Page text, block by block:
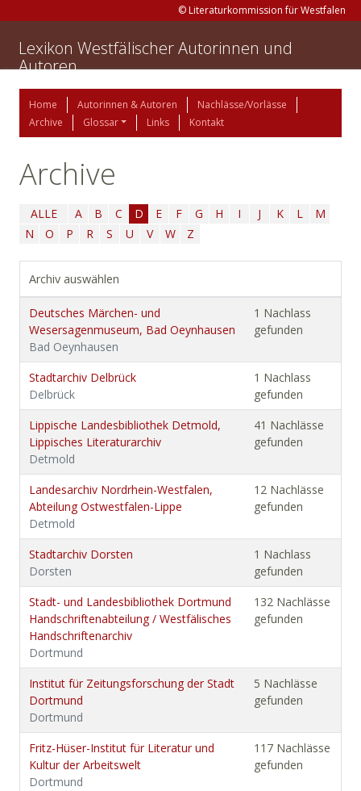
© Literaturkommission für Westfalen
Lexikon Westfälischer Autorinnen und
Autoren
Home Autorinnen & Autoren
Nachlässe/Vorlässe
Archive
Glossar Links Kontakt
Archive
ALLE A B C D E F G H I J K L
M
N
O P R S U V W Z
Archiv auswählen
Deutsches Märchen- und
Wesersagenmuseum, Bad Oeynhausen
Bad Oeynhausen
1 Nachlass
gefunden
Stadtarchiv Delbrück
Delbrück
1 Nachlass
gefunden
Lippische Landesbibliothek Detmold,
Lippisches Literaturarchiv
Detmold
41 Nachlässe
gefunden
Landesarchiv Nordrhein-Westfalen,
Abteilung Ostwestfalen-Lippe
Detmold
12 Nachlässe
gefunden
Stadtarchiv Dorsten
Dorsten
1 Nachlass
gefunden
Stadt- und Landesbibliothek Dortmund
Handschriftenabteilung / Westfälisches
Handschriftenarchiv
Dortmund
132 Nachlässe
gefunden
Institut für Zeitungsforschung der Stadt
Dortmund
Dortmund
5 Nachlässe
gefunden
Fritz-Hüser-Institut für Literatur und
Kultur der Arbeitswelt
Dortmund
117 Nachlässe
gefunden